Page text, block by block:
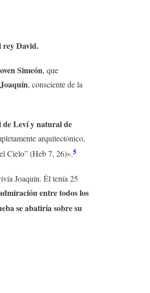
rey David.
Simeón, que
, consciente de la
de Leví y natural de
arquitectónico,
Cielo” (Heb 7, 26)».5
Joaquín. Él tenía 25
entre todos los
se abatiría sobre su